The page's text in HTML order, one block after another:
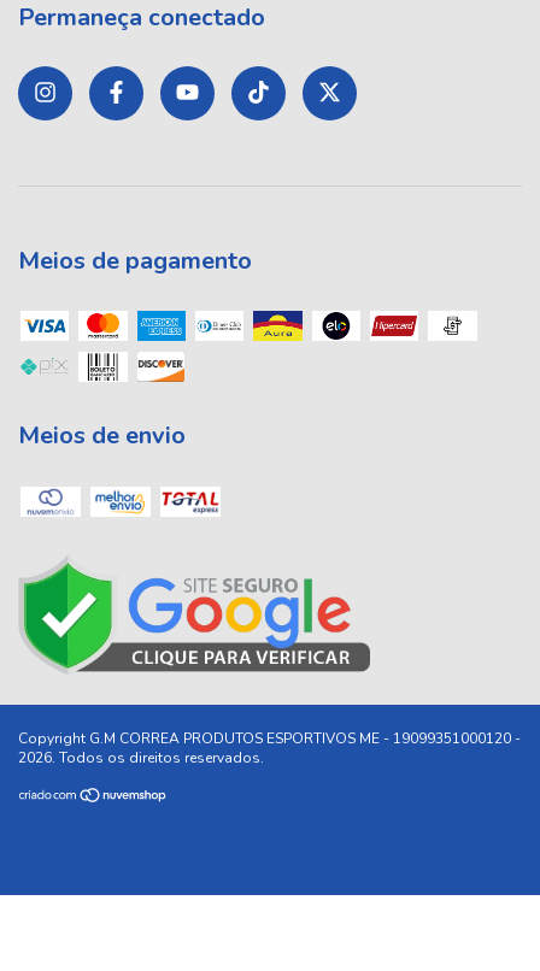
Permaneça conectado
Meios de pagamento
Meios de envio
Copyright G.M CORREA PRODUTOS ESPORTIVOS ME - 19099351000120 -
2026. Todos os direitos reservados.